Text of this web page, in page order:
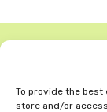
To provide the best
store and/or